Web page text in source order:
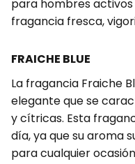
para hombres
fragancia fresca,
FRAICHE BLUE
La fragancia Fraiche
elegante que se
y cítricas. Esta
día, ya que su aroma
para cualquier